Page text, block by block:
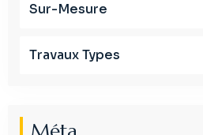
Sur-Mesure
Travaux Types